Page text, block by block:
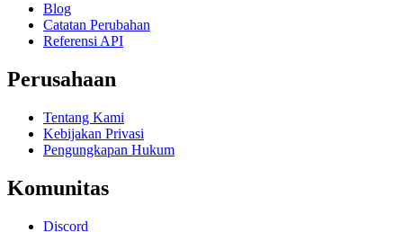
Blog
Catatan Perubahan
Referensi API
Perusahaan
Tentang Kami
Kebijakan Privasi
Pengungkapan Hukum
Komunitas
Discord